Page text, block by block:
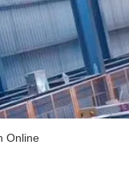
Online